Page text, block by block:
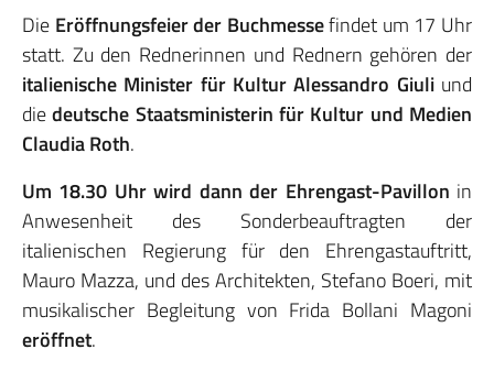
Die Eröffnungsfeier der Buchmessefindet um 17 Uhr
statt. Zu den Rednerinnen und Rednern gehören der
italienische Minister für Kultur Alessandro Giuliund
diedeutsche Staatsministerin für Kultur und Medien
Claudia Roth.
Um 18.30 Uhr wird dann der Ehrengast-Pavillon in
Anwesenheit des Sonderbeauftragten der
italienischen Regierung für den Ehrengastauftritt,
Mauro Mazza, und des Architekten, Stefano Boeri, mit
musikalischer Begleitung von Frida Bollani Magoni
eröffnet.